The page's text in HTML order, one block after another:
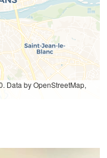
Data by OpenStreetMap,